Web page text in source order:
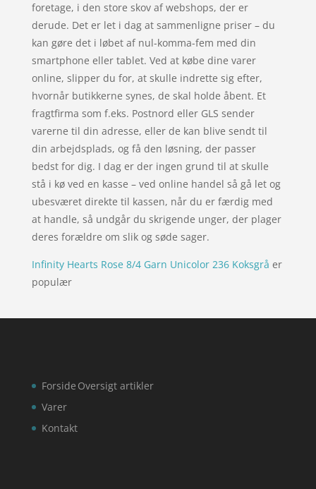
foretage, i den store skov af webshops, der er
derude. Det er let i dag at sammenligne priser – du
kan gøre det i løbet af nul-komma-fem med din
smartphone eller tablet. Ved at købe dine varer
online, slipper du for, at skulle indrette sig efter,
hvornår butikkerne synes, de skal holde åbent. Et
fragtfirma som f.eks. Postnord eller GLS sender
varerne til din adresse, eller de kan blive sendt til
din arbejdsplads, og få den løsning, der passer
bedst for dig. I dag er der ingen grund til at skulle
stå i kø ved en kasse – ved online handel så gå let og
ubesværet direkte til kassen, når du er færdig med
at handle, så undgår du skrigende unger, der plager
deres forældre om slik og søde sager.
Infinity Hearts Rose 8/4 Garn Unicolor 236 Koksgrå er
populær
Forside
Varer
Kontakt
Oversigt artikler